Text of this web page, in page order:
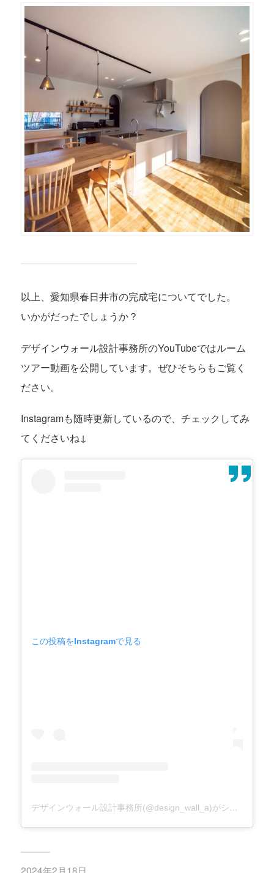
以上、愛知県春日井市の完成宅についてでした。
いかがだったでしょうか？
デザインウォール設計事務所のYouTubeではルーム
ツアー動画を公開しています。ぜひそちらもご覧く
ださい。
Instagramも随時更新しているので、チェックしてみ
てくださいね↓
この投稿をInstagramで見る
デザインウォール設計事務所(@design_wall_a)がシェアした投稿
2024年2月18日